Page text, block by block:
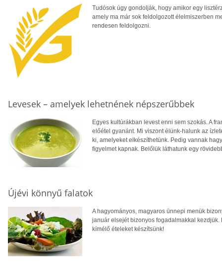
Tudósok úgy gondolják, hogy amikor egy
amely ma már sok feldolgozott élelmiszerben
rendesen feldolgozni.
Levesek – amelyek lehetnének népszerűbbek
Egyes kultúrákban levest enni sem szokás. A
előétel gyanánt. Mi viszont élünk-halunk az
ki, amelyeket elkészíthetünk. Pedig vannak
figyelmet kapnak. Belőlük láthatunk egy
Újévi könnyű falatok
A hagyományos, magyaros ünnepi menük
január elsejét bizonyos fogadalmakkal
kímélő ételeket készítsünk!